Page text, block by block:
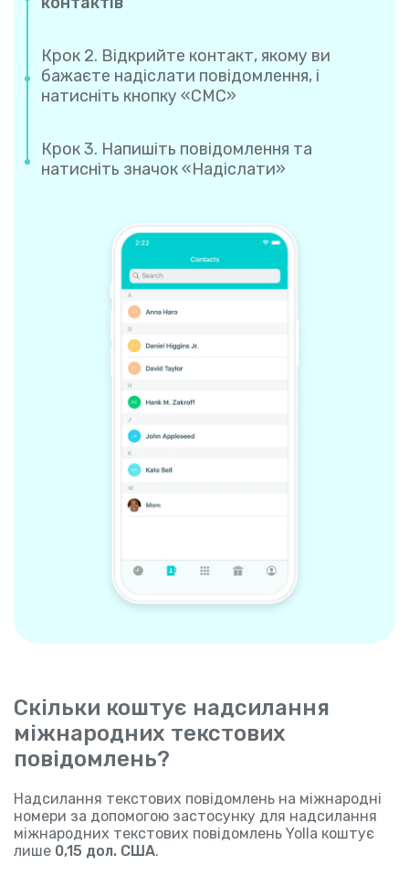
Крок 2. Відкрийте контакт, якому ви
бажаєте надіслати повідомлення, і
натисніть кнопку «СМС»
Крок 3. Напишіть повідомлення та
натисніть значок «Надіслати»
Скільки коштує надсилання
міжнародних текстових
повідомлень?
Надсилання текстових повідомлень на міжнародні
номери за допомогою застосунку для надсилання
міжнародних текстових повідомлень Yolla коштує
лише 0,15 дол. США.